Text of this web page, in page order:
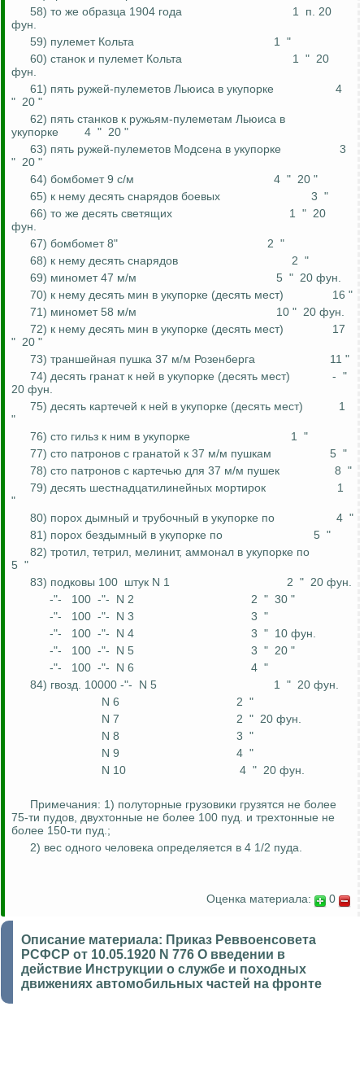
58) то же образца 1904 года
1
п. 20
фун.
59) пулемет Кольта
1 "
60) станок и пулемет Кольта
1 " 20
фун.
61) пять ружей-пулеметов Льюиса в укупорке
4
" 20 "
62) пять станков к ружьям-пулеметам Льюиса в
укупорке
4 " 20 "
63) пять ружей-пулеметов Модсена в укупорке
3
" 20 "
64) бомбомет 9 с/м 4 " 20 "
65) к нему десять снарядов боевых
3 "
66) то же десять светящих
1 " 20
фун.
67) бомбомет 8"
2 "
68) к нему десять снарядов
2 "
69) миномет 47 м/м
5 " 20 фун.
70) к нему десять мин в укупорке (десять мест)
16 "
71) миномет 58 м/м
10 " 20 фун.
72) к нему десять мин в укупорке (десять мест)
17
" 20 "
73) траншейная пушка 37 м/м Розенберга
11 "
74) десять гранат к ней в укупорке (десять мест)
- "
20 фун.
75) десять картечей к ней в укупорке (десять мест)
1
"
76) сто гильз к ним в укупорке
1 "
77) сто патронов с гранатой к 37 м/м пушкам
5 "
78) сто патронов с картечью для 37 м/м пушек
8 "
79) десять шестнадцатилинейных мортирок
1
"
80) порох дымный и трубочный в укупорке по
4 "
81) порох бездымный в укупорке по
5 "
82) тротил, тетрил, мелинит, аммонал в укупорке по
5 "
83) подковы 100 штук N 1 2 " 20 фун.
-"-
100 -"- N 2 2 " 30 "
-"-
100 -"- N 3 3 "
-"-
100 -"- N 4 3 " 10 фун.
-"-
100 -"- N 5 3 " 20 "
-"-
100 -"- N 6 4 "
84) гвозд. 10000 -"- N 5 1 " 20 фун.
N 6
2 "
N 7
2 " 20 фун.
N 8
3 "
N 9
4 "
N 10
4 " 20 фун.
Примечания: 1) полуторные грузовики грузятся не более
75-ти пудов, двухтонные не более 100 пуд. и трехтонные не
более 150-ти пуд.;
2) вес одного человека определяется в 4 1/2 пуда.
Оценка материала: 0
Описание материала: Приказ Реввоенсовета
РСФСР от 10.05.1920 N 776 О введении в
действие Инструкции о службе и походных
движениях автомобильных частей на фронте